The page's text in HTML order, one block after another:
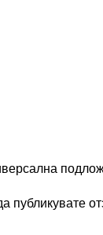
публикувате